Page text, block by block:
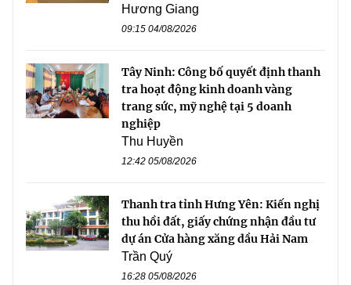
Hương Giang
09:15 04/08/2026
Tây Ninh: Công bố quyết định thanh
tra hoạt động kinh doanh vàng
trang sức, mỹ nghệ tại 5 doanh
nghiệp
Thu Huyền
12:42 05/08/2026
Thanh tra tỉnh Hưng Yên: Kiến nghị
thu hồi đất, giấy chứng nhận đầu tư
dự án Cửa hàng xăng dầu Hải Nam
Trần Quý
16:28 05/08/2026